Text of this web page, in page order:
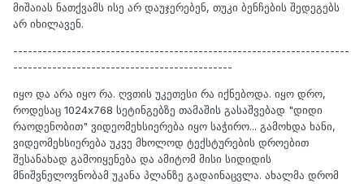
მიშაიას ნათქვამს ისე არ დაუჯერებენ, თუკი ბენჩების შედეგებს
არ იხილავენ.
---------------------------------------------------------------------
---------------------------------------------
იყო და არა იყო რა. ღვთის უკეთესი რა იქნებოდა. იყო დრო,
როდესაც 1024x768 სეტინგებზე თამაშის გასაშვებად "დიდი
რაოდენობით" ვიდეომეხსიერება იყო საჭირო... გამოხდა ხანი,
ვიდეომეხსიერება უკვე მხოლოდ ტექსტურების დროებით
შესანახად გამოიყენება და ამიტომ მისი სიდიდის
მნიშვნელოვნობამ უკანა პლანზე გადაინაცვლა. ახალმა დრომ